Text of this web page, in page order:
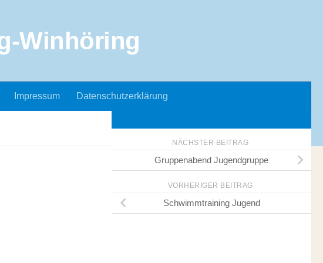
Impressum Datenschutzerklärung
NÄCHSTER BEITRAG
Gruppenabend Jugendgruppe
VORHERIGER BEITRAG
Schwimmtraining Jugend